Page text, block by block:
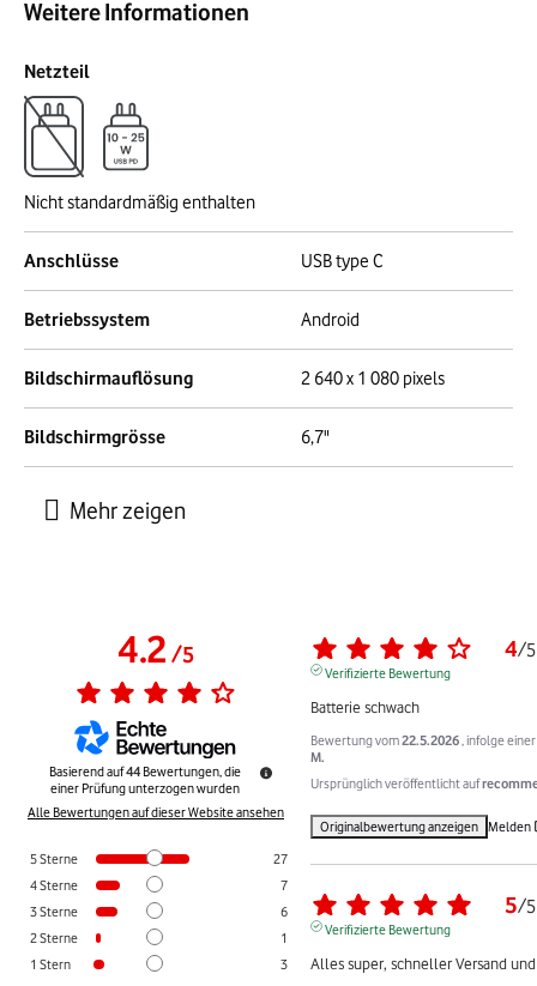
Weitere Informationen
Netzteil
Nicht standardmäßig enthalten
Anschlüsse USB type C
Betriebssystem Android
Bildschirmauflösung 2 640 x 1 080 pixels
Bildschirmgrösse 6,7"
4.2/5
Basierend auf44 Bewertungen, die
einer Prüfung unterzogen wurden
Alle Bewertungen auf dieser Website ansehen
5Sterne
27
4Sterne
7
3Sterne
6
2Sterne
1
1 Stern 3
4/5
Verifizierte Bewertung
Batterie schwach
Bewertung vom22.5.2026 , infolge
M.
Ursprünglich veröffentlicht auf
Originalbewertung anzeigen Melden
5/5
Verifizierte Bewertung
Alles super, schneller Versand